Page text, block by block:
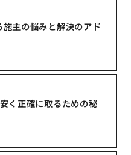
主の悩みと解決のアド
く正確に取るための秘